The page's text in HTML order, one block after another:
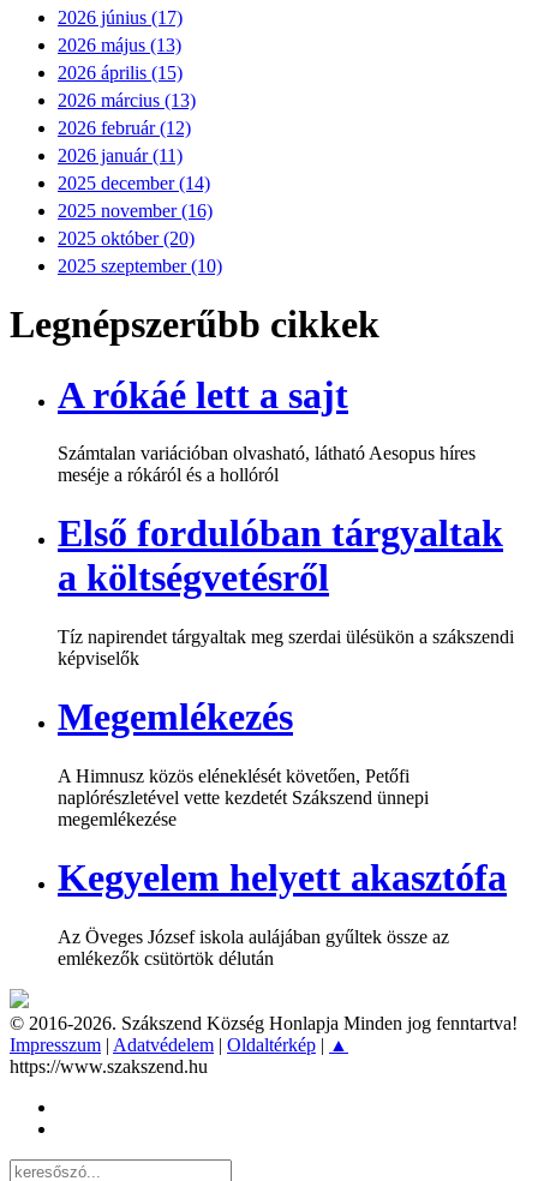
2026 június (17)
2026 május (13)
2026 április (15)
2026 március (13)
2026 február (12)
2026 január (11)
2025 december (14)
2025 november (16)
2025 október (20)
2025 szeptember (10)
Legnépszerűbb cikkek
A rókáé lett a sajt
Számtalan variációban olvasható, látható Aesopus híres
meséje a rókáról és a hollóról
Első fordulóban tárgyaltak
a költségvetésről
Tíz napirendet tárgyaltak meg szerdai ülésükön a szákszendi
képviselők
Megemlékezés
A Himnusz közös eléneklését követően, Petőfi
naplórészletével vette kezdetét Szákszend ünnepi
megemlékezése
Kegyelem helyett akasztófa
Az Öveges József iskola aulájában gyűltek össze az
emlékezők csütörtök délután
© 2016-2026. Szákszend Község Honlapja Minden jog fenntartva!
Impresszum | Adatvédelem | Oldaltérkép | ▲
https://www.szakszend.hu